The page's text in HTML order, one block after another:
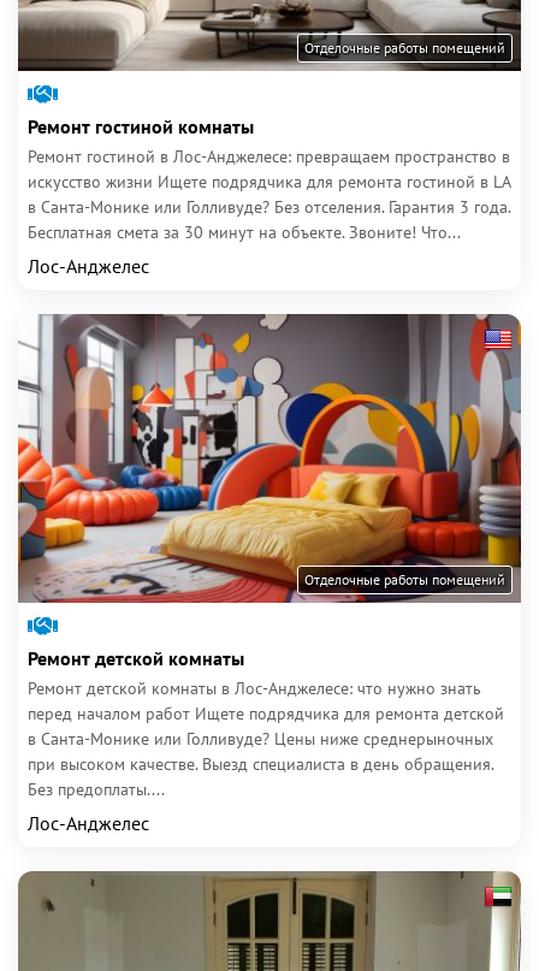
Отделочные работы помещений
Ремонт гостиной комнаты
Ремонт гостиной в Лос-Анджелесе: превращаем пространство в
искусство жизни Ищете подрядчика для ремонта гостиной в LA
в Санта-Монике или Голливуде? Без отселения. Гарантия 3 года.
Бесплатная смета за 30 минут на объекте. Звоните! Что...
Лос-Анджелес
Отделочные работы помещений
Ремонт детской комнаты
Ремонт детской комнаты в Лос-Анджелесе: что нужно знать
перед началом работ Ищете подрядчика для ремонта детской
в Санта-Монике или Голливуде? Цены ниже среднерыночных
при высоком качестве. Выезд специалиста в день обращения.
Без предоплаты....
Лос-Анджелес